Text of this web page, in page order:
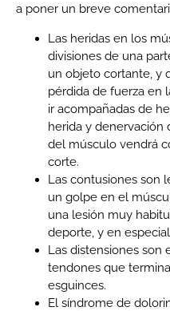
a poner un breve
Las heridas en los
divisiones de una
un objeto cortante, y
pérdida de fuerza en
ir acompañadas de
herida y denervación
del músculo vendrá
corte.
Las contusiones son
un golpe en el
una lesión muy
deporte, y en
Las distensiones son
tendones que
esguinces.
El síndrome de